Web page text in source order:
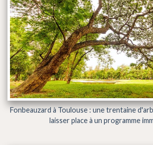
Fonbeauzard à Toulouse : une trentaine
laisser place à un programme